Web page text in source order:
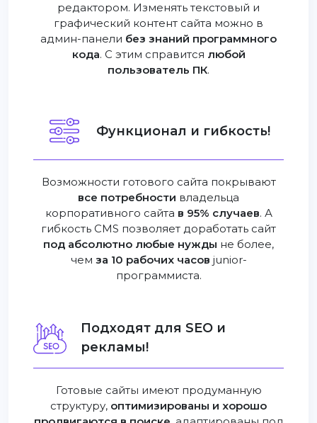
редактором. Изменять текстовый и
графический контент сайта можно в
админ-панели без знаний программного
кода. С этим справится любой
пользователь ПК.
Функционал и гибкость!
Возможности готового сайта покрывают
все потребности владельца
корпоративного сайта в 95% случаев. А
гибкость CMS позволяет доработать сайт
под абсолютно любые нужды не более,
чем за 10 рабочих часов junior-
программиста.
Подходят для SEO и
рекламы!
Готовые сайты имеют продуманную
структуру, оптимизированы и хорошо